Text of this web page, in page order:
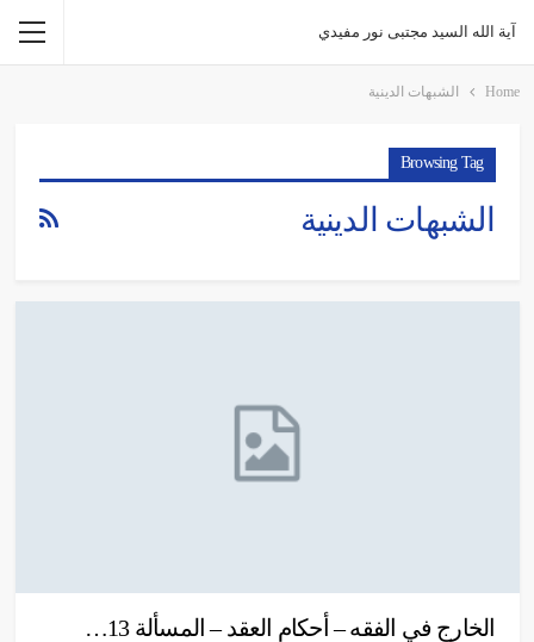
آية الله السيد مجتبى نور مفيدي
Home الشبهات الدينية
Browsing Tag
الشبهات الدينية
الخارج في الفقه – أحكام العقد – المسألة 13…